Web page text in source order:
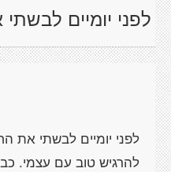
לפני יומיים
לפני יומיים לבשתי את
להרגיש טוב עם עצמי.